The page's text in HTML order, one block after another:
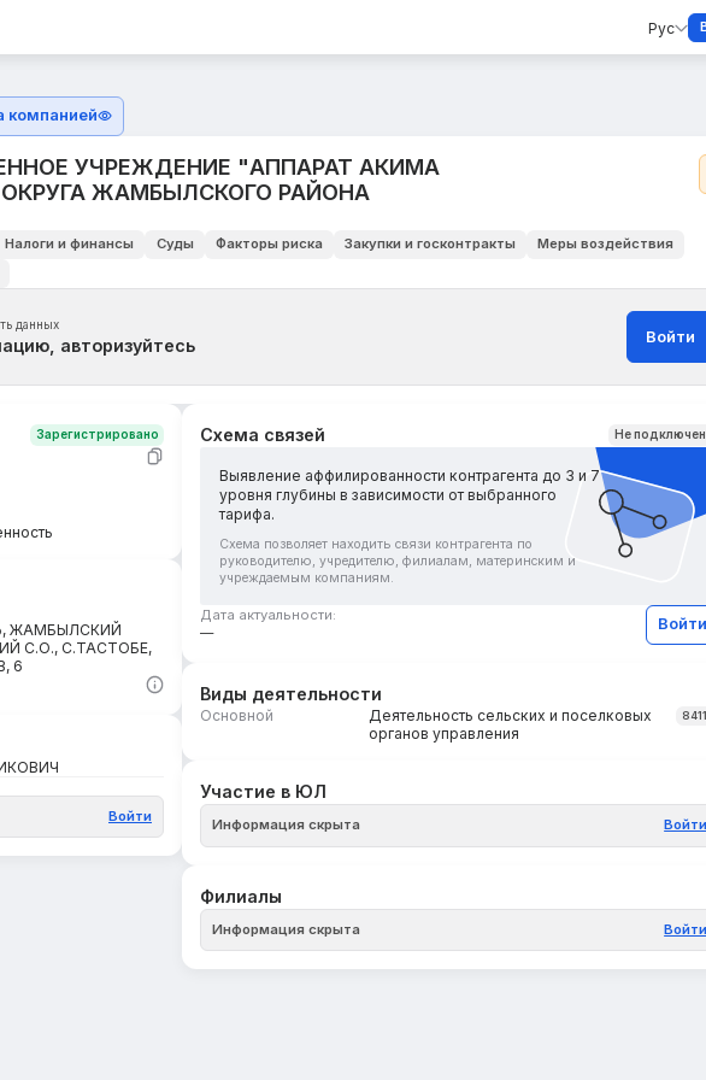
Рус
компанией
УЧРЕЖДЕНИЕ "АППАРАТ АКИМА
ЖАМБЫЛСКОГО РАЙОНА
Налоги и финансы Суды Факторы риска Закупки и госконтракты
Меры воздействия
данных
авторизуйтесь Войти
Зарегистрировано
ЖАМБЫЛСКИЙ
С.О., С.ТАСТОБЕ,
6
Войти
Схема связей Не
Выявление аффилированности контрагента до 3 и 7
уровня глубины в зависимости от выбранного
тарифа.
Схема позволяет находить связи контрагента по
руководителю, учредителю, филиалам, материнским и
учреждаемым компаниям.
Дата актуальности:
—
Войти
Виды деятельности
Основной
Деятельность сельских и поселковых
органов управления
Участие в ЮЛ
Информация скрыта Войти
Филиалы
Информация скрыта Войти